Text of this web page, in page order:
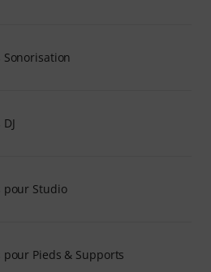
Sonorisation
pour Studio
pour Pieds & Supports